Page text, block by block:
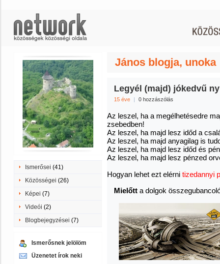
Ismerősei (41)
Közösségei (26)
Képei (7)
Videói (2)
Blogbejegyzései (7)
Ismerősnek jelölöm
Üzenetet írok neki
János blogja, unoka
Legyél (majd) jókedvű
15 éve | 0 hozzászólás
Az leszel, ha a megélhetésedre
zsebedben!
Az leszel, ha majd lesz időd a
Az leszel, ha majd anyagilag is
Az leszel, ha majd lesz időd és
Az leszel, ha majd lesz pénzed
Hogyan lehet ezt elérni tizedannyi
Mielőtt a dolgok